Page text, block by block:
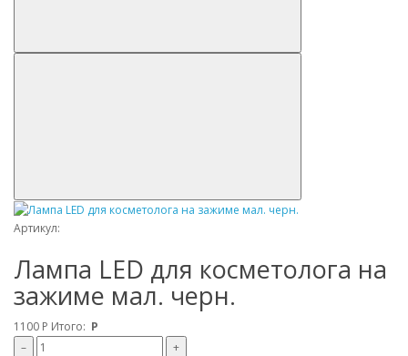
Артикул:
Лампа LED для косметолога на
зажиме мал. черн.
1100 Р Итого: Р
–
+